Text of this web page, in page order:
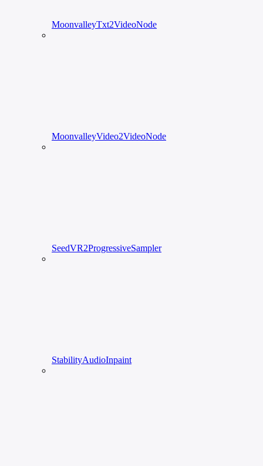
MoonvalleyTxt2VideoNode
MoonvalleyVideo2VideoNode
SeedVR2ProgressiveSampler
StabilityAudioInpaint